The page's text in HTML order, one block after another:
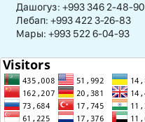
Дашогуз: +993 346 2-48-90
Лебап: +993 422 3-26-83
Мары: +993 522 6-04-93